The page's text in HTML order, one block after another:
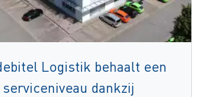
Logistik behaalt een
dankzij